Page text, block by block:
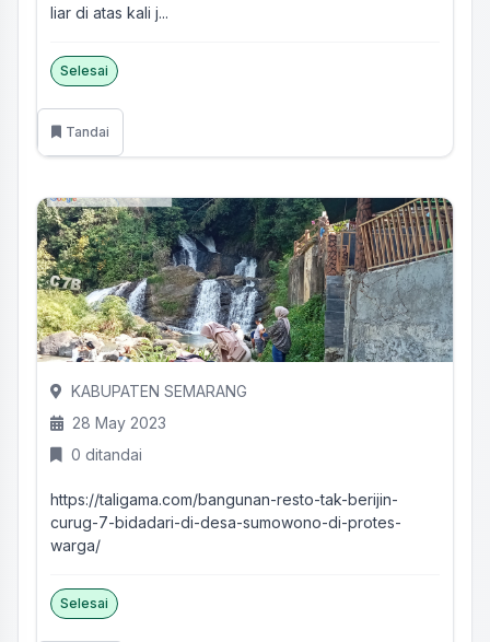
liar di atas kali j...
Selesai
Tandai
KABUPATEN SEMARANG
28 May 2023
0 ditandai
https://taligama.com/bangunan-resto-tak-berijin-
curug-7-bidadari-di-desa-sumowono-di-protes-
warga/
Selesai